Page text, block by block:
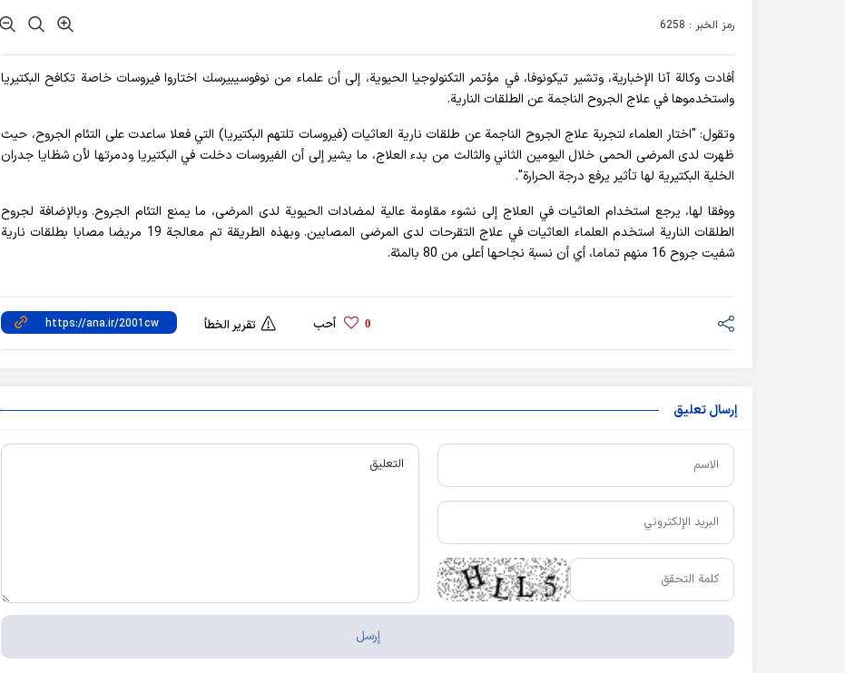
رمز الخبر : 6258
أفادت وکالة آنا الإخباریة، وتشير تيكونوفا، في مؤتمر التكنولوجيا الحيوية، إلى أن علماء من نوفوسيبيرسك اختاروا فيروسات خاصة تكافح البكتيريا
واستخدموها في علاج الجروح الناجمة عن الطلقات النارية.
وتقول: "اختار العلماء لتجربة علاج الجروح الناجمة عن طلقات نارية العاثيات (فيروسات تلتهم البكتيريا) التي فعلا ساعدت على التئام الجروح، حيث
ظهرت لدى المرضى الحمى خلال اليومين الثاني والثالث من بدء العلاج، ما يشير إلى أن الفيروسات دخلت في البكتيريا ودمرتها لأن شظايا جدران
الخلية البكتيرية لها تأثير يرفع درجة الحرارة".
ووفقا لها، يرجع استخدام العاثيات في العلاج إلى نشوء مقاومة عالية لمضادات الحيوية لدى المرضى، ما يمنع التئام الجروح. وبالإضافة لجروح
الطلقات النارية استخدم العلماء العاثيات في علاج التقرحات لدى المرضى المصابين. وبهذه الطريقة تم معالجة 19 مريضا مصابا بطلقات نارية
شفيت جروح 16 منهم تماما، أي أن نسبة نجاحها أعلى من 80 بالمئة.
0 أحب تقرير الخطأ
إرسال تعليق